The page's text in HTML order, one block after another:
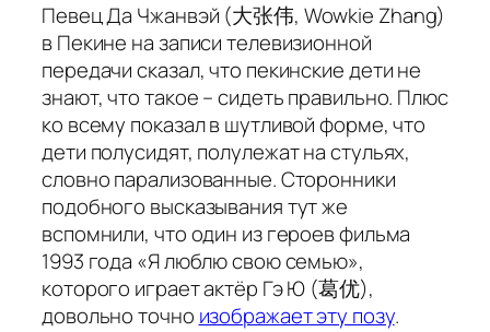
Певец Да Чжанвэй (大张伟, Wowkie Zhang)
в Пекине на записи телевизионной
передачи сказал, что пекинские дети не
знают, что такое – сидеть правильно. Плюс
ко всему показал в шутливой форме, что
дети полусидят, полулежат на стульях,
словно парализованные. Сторонники
подобного высказывания тут же
вспомнили, что один из героев фильма
1993 года «Я люблю свою семью»,
которого играет актёр Гэ Ю (葛优),
довольно точно изображает эту позу.